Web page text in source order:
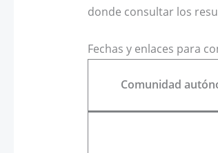
donde consultar los
Fechas y enlaces para
Comunidad